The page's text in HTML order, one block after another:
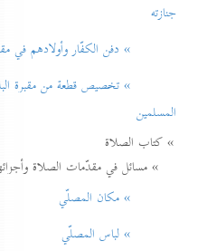
جنازته
» دفن الكفّار وأولادهم في
» تخصيص قطعة من مقبرة
المسلمين
» كتاب الصلاة
» مسائل في مقدّمات الصلاة
» مكان المصلّي
» لباس المصلّي